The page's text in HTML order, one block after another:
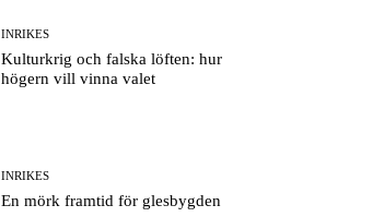
INRIKES
Kulturkrig och falska löften: hur
högern vill vinna valet
INRIKES
En mörk framtid för glesbygden